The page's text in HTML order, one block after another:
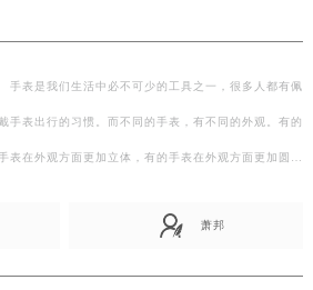
手表是我们生活中必不可少的工具之一，很多人都有佩
戴手表出行的习惯。而不同的手表，有不同的外观。有的
表在外观方面更加立体，有的手表在外观方面更加圆…
萧邦